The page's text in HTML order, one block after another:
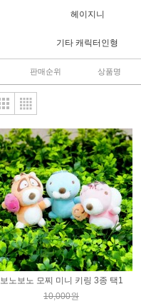
헤이지니
기타 캐릭터인형
판매순위 상품명
보노보노 모찌 미니 키링 3종 택1
10,000원